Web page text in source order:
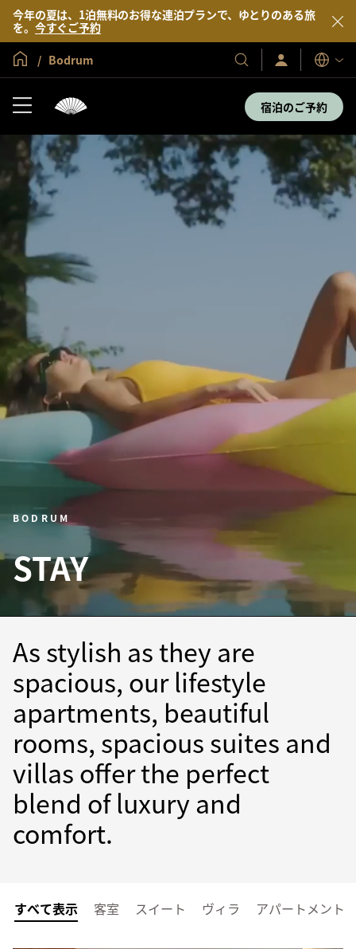
今年の夏は、1泊無料のお得な連泊プランで、ゆとりのある旅
を。 今すぐご予約
グローバル ホーム
Bodrum
当
社
ル
＆
リ
ゾ
ー
サ
イ
ン
／
す
入
会
表
示
言
語
宿泊のご予約
BODRUM
STAY
As stylish as they are
spacious, our lifestyle
apartments, beautiful
rooms, spacious suites and
villas offer the perfect
blend of luxury and
comfort.
すべて表示 客室 スイート ヴィラ アパートメント